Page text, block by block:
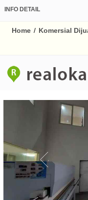
INFO DETAIL
Home / Komersial